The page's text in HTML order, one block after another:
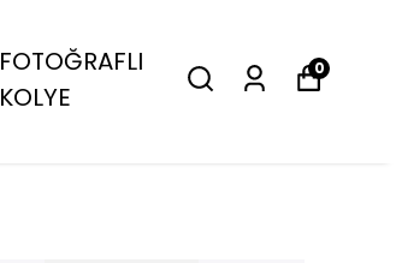
FOTOĞRAFLI
KOLYE
0